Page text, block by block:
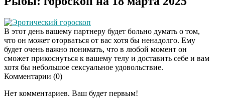
Эротический гороскоп
В этот день вашему партнеру будет больно думать о том,
что он может оторваться от вас хотя бы ненадолго. Ему
будет очень важно понимать, что в любой момент он
сможет прикоснуться к вашему телу и доставить себе и вам
хотя бы небольшое сексуальное удовольствие.
Комментарии (0)
Нет комментариев. Ваш будет первым!
Скрытая камера на
люди вытворяют, когда